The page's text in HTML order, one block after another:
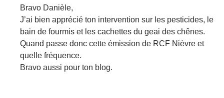
Bravo Danièle,
J’ai bien apprécié ton intervention sur les pesticides, le
bain de fourmis et les cachettes du geai des chênes.
Quand passe donc cette émission de RCF Nièvre et
quelle fréquence.
Bravo aussi pour ton blog.